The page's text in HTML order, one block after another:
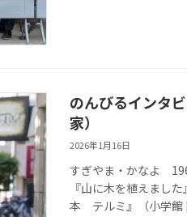
のんびるインタ
家）
2026年1月16日
すぎやま・かなよ
『山に木を植えまし
本 テルミ』（小学